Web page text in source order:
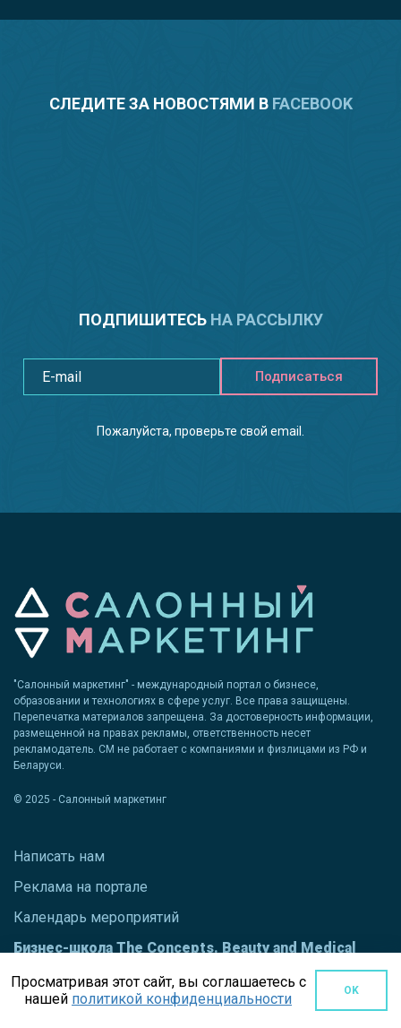
СЛЕДИТЕ ЗА НОВОСТЯМИ В FACEBOOK
ПОДПИШИТЕСЬ НА РАССЫЛКУ
Подписаться
Пожалуйста, проверьте свой email.
Просматривая этот сайт, вы соглашаетесь с
нашей политикой конфиденциальности OK
"Салонный маркетинг" - международный портал о бизнесе,
образовании и технологиях в сфере услуг. Все права защищены.
Перепечатка материалов запрещена. За достоверность информации,
размещенной на правах рекламы, ответственность несет
рекламодатель. СМ не работает с компаниями и физлицами из РФ и
Беларуси.
© 2025 - Салонный маркетинг
Написать нам
Реклама на портале
Календарь мероприятий
Бизнес-школа The Concepts. Beauty and Medical
Политика конфиденциальности